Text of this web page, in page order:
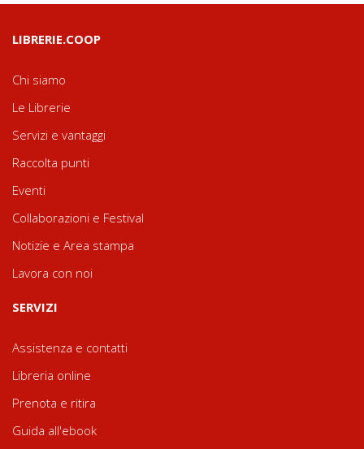
LIBRERIE.COOP
Chi siamo
Le Librerie
Servizi e vantaggi
Raccolta punti
Eventi
Collaborazioni e Festival
Notizie e Area stampa
Lavora con noi
SERVIZI
Assistenza e contatti
Libreria online
Prenota e ritira
Guida all'ebook